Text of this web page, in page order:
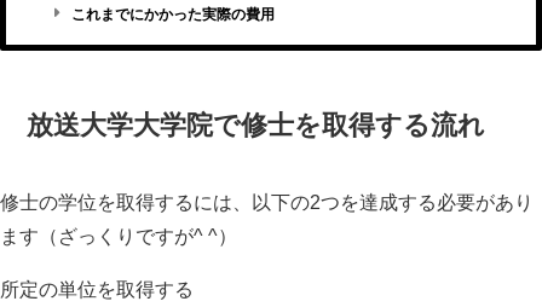
これまでにかかった実際の費用
放送大学大学院で修士を取得する流れ
修士の学位を取得するには、以下の2つを達成する必要があり
ます（ざっくりですが^ ^）
所定の単位を取得する